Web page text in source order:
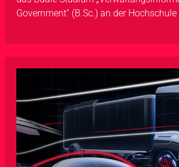
Government“ (B.Sc.) an der Hochschule